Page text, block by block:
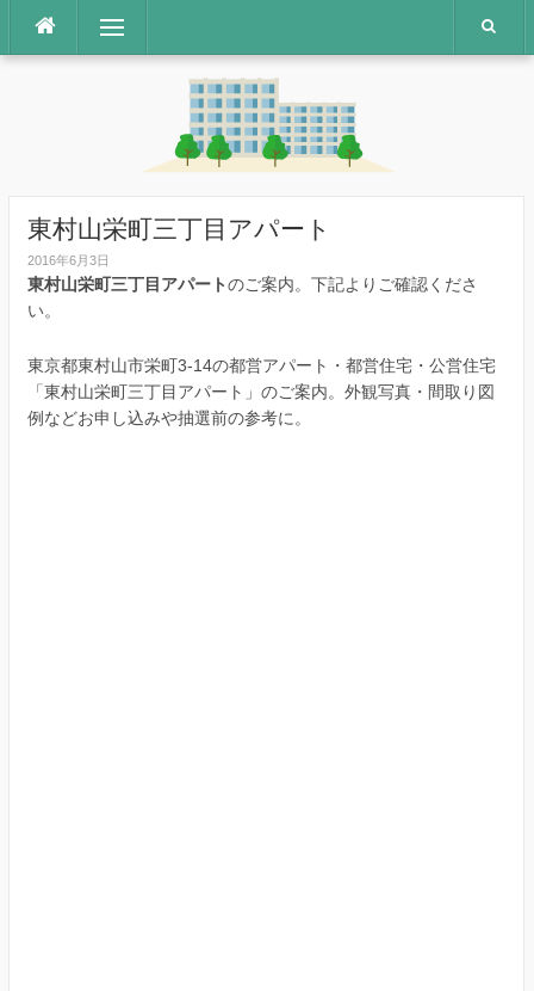
テ
メニュー
東村山栄町三丁目アパート
2016年6月3日
東村山栄町三丁目アパートのご案内。下記よりご確認くださ
い。
東京都東村山市栄町3-14の都営アパート・都営住宅・公営住宅
「東村山栄町三丁目アパート」のご案内。外観写真・間取り図
例などお申し込みや抽選前の参考に。